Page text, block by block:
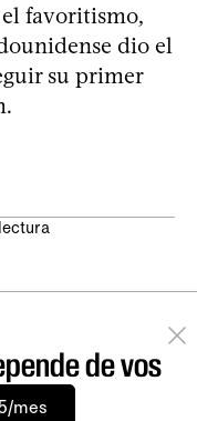
favoritismo,
dio el
su primer
de vos
mes